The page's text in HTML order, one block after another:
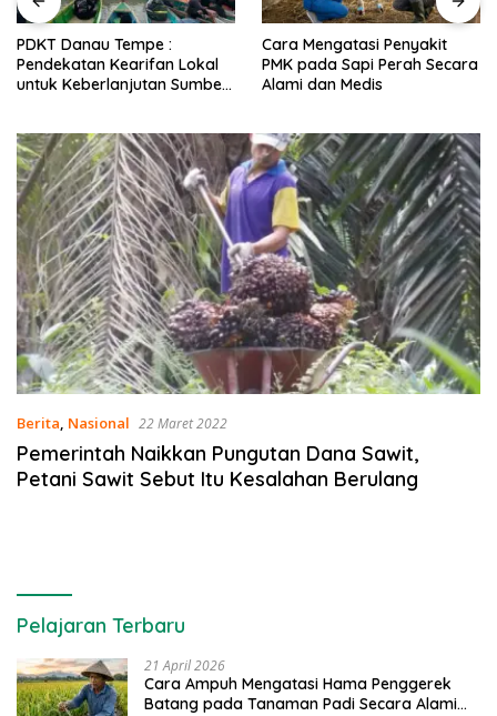
PDKT Danau Tempe :
Pendekatan Kearifan Lokal
untuk Keberlanjutan Sumber
Cara Mengatasi Penyakit
PMK pada Sapi Perah Secara
Alami dan Medis
Berita, Nasional 22 Maret 2022
Pemerintah Naikkan Pungutan Dana Sawit,
Petani Sawit Sebut Itu Kesalahan Berulang
Pelajaran Terbaru
21 April 2026
Cara Ampuh Mengatasi Hama Penggerek
Batang pada Tanaman Padi Secara Alami